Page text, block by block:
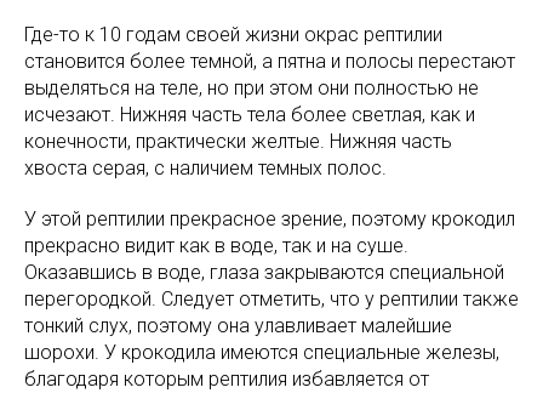
Где-то к 10 годам своей жизни окрас рептилии
становится более темной, а пятна и полосы перестают
выделяться на теле, но при этом они полностью не
исчезают. Нижняя часть тела более светлая, как и
конечности, практически желтые. Нижняя часть
хвоста серая, с наличием темных полос.
У этой рептилии прекрасное зрение, поэтому крокодил
прекрасно видит как в воде, так и на суше.
Оказавшись в воде, глаза закрываются специальной
перегородкой. Следует отметить, что у рептилии также
тонкий слух, поэтому она улавливает малейшие
шорохи. У крокодила имеются специальные железы,
благодаря которым рептилия избавляется от